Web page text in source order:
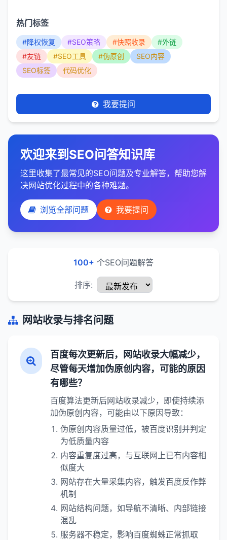
热门标签
#降权恢复 #SEO策略 #快照收录
#外链
#友链
#SEO工具 #伪原创
SEO内容
SEO标签
代码优化
我要提问
欢迎来到SEO问答知识库
这里收集了最常见的SEO问题及专业解答，帮助您解
决网站优化过程中的各种难题。
浏览全部问题 我要提问
100+ 个SEO问题解答
排序:
网站收录与排名问题
百度每次更新后，网站收录大幅减少，
尽管每天增加伪原创内容，可能的原因
有哪些？
百度算法更新后网站收录减少，即使持续添
加伪原创内容，可能由以下原因导致：
伪原创内容质量过低，被百度识别并判定
为低质量内容
内容重复度过高，与互联网上已有内容相
似度大
网站存在大量采集内容，触发百度反作弊
机制
网站结构问题，如导航不清晰、内部链接
混乱
服务器不稳定，影响百度蜘蛛正常抓取